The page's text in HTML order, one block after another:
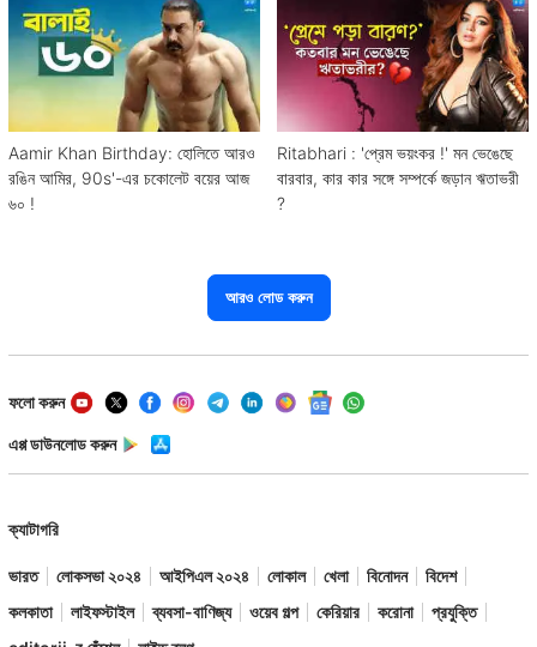
Aamir Khan Birthday: হোলিতে আরও
রঙিন আমির, 90s'-এর চকোলেট বয়ের আজ
৬০ !
Ritabhari : 'প্রেম ভয়ংকর !' মন ভেঙেছে
বারবার, কার কার সঙ্গে সম্পর্কে জড়ান ঋতাভরী
?
আরও লোড করুন
ফলো করুন
এপ্প ডাউনলোড করুন
ক্যাটাগরি
ভারত লোকসভা ২০২৪ আইপিএল ২০২৪ লোকাল খেলা বিনোদন
বিদেশ
কলকাতা
লাইফস্টাইল ব্যবসা-বাণিজ্য ওয়েব গল্প কেরিয়ার করোনা
প্রযুক্তি